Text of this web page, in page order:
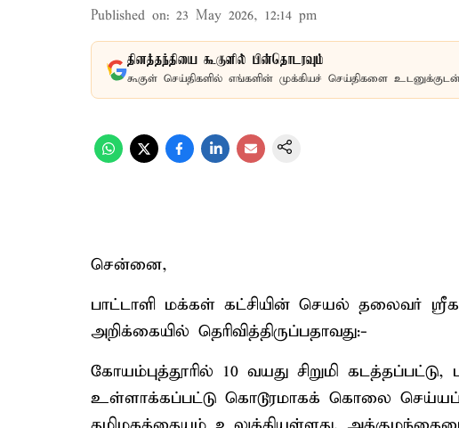
Published on: 23 May 2026, 12:14 pm
தினத்தந்தியை கூகுளில் பின்தொடரவும்
கூகுள் செய்திகளில் எங்களின் முக்கியச் செய்திகளை
சென்னை,
பாட்டாளி மக்கள் கட்சியின் செயல் தலைவர்
அறிக்கையில் தெரிவித்திருப்பதாவது:-
கோயம்புத்தூரில் 10 வயது சிறுமி
உள்ளாக்கப்பட்டு கொடூரமாகக் கொலை